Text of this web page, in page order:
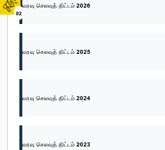
02
வரவு செலவுத் திட்டம் 2026
வரவு செலவுத் திட்டம் 2025
வரவு செலவுத் திட்டம் 2024
வரவு செலவுத் திட்டம் 2023